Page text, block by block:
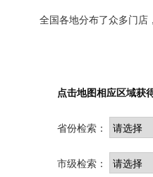
全国各地分布了众多门店
点击地图相应区域获
省份检索：
市级检索：